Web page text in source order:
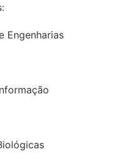
Engenharias